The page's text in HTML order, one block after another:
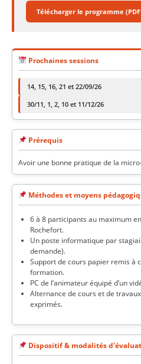
Télécharger le programme
Prochaines sessions
14, 15, 16, 21 et 22/09/26
30/11, 1, 2, 10 et 11/12/26
Prérequis
Avoir une bonne pratique de la
Méthodes et moyens
6 à 8 participants au maximum
Rochefort.
Un poste informatique par
demande).
Support de cours papier remis à
formation.
PC de l’animateur équipé d’un
Alternance de cours et de
exprimés.
Dispositif & modalités